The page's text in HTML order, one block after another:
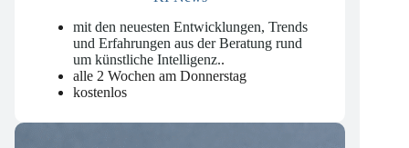
mit den neuesten Entwicklungen, Trends
und Erfahrungen aus der Beratung rund
um künstliche Intelligenz..
alle 2 Wochen am Donnerstag